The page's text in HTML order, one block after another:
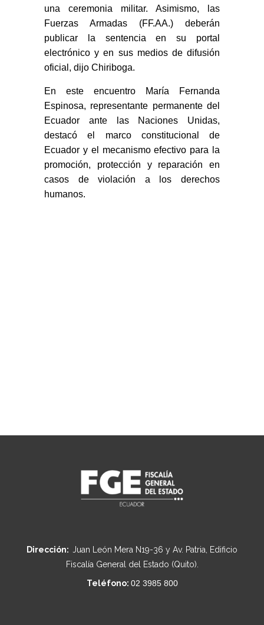
una ceremonia militar. Asimismo, las
Fuerzas Armadas (FF.AA.) deberán
publicar la sentencia en su portal
electrónico y en sus medios de difusión
oficial, dijo Chiriboga.
En este encuentro María Fernanda
Espinosa, representante permanente del
Ecuador ante las Naciones Unidas,
destacó el marco constitucional de
Ecuador y el mecanismo efectivo para la
promoción, protección y reparación en
casos de violación a los derechos
humanos.
Dirección: Juan León Mera N19-36 y Av. Patria, Edificio
Fiscalía General del Estado (Quito).
Teléfono: 02 3985 800